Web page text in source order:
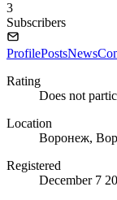
3
Subscribers
ProfilePostsNews
Rating
Does not
Location
Воронеж,
Registered
December 7